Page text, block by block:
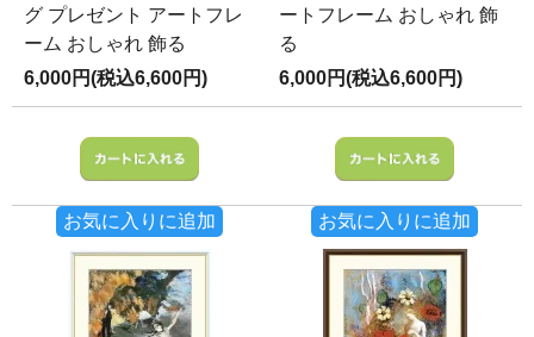
グ プレゼント アートフレ
ーム おしゃれ 飾る
6,000円(税込6,600円)
お気に入りに追加
ートフレーム おしゃれ 飾
る
6,000円(税込6,600円)
お気に入りに追加